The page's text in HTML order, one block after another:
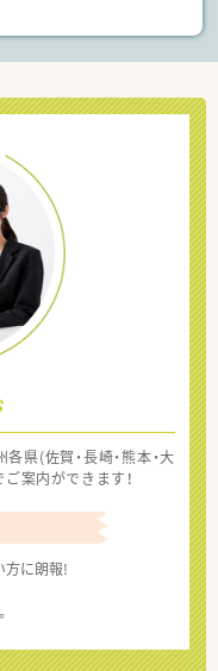
県(佐賀・長崎・熊本・大
案内ができます！
方に朗報!